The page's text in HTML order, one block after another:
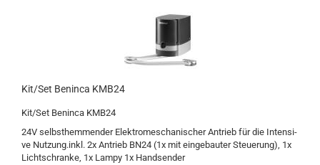
Kit/Set Ben­in­ca KMB24
Kit/Set Ben­in­ca KMB24
24V selbst­hem­men­der Elek­tro­me­scha­ni­scher An­trieb für die In­ten­si­
ve Nut­zung.inkl. 2x An­trieb BN24 (1x mit ein­ge­bau­ter Steue­rung), 1x
Licht­schran­ke, 1x Lampy 1x Hand­sen­der